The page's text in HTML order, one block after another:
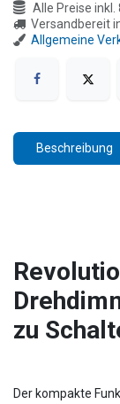
Alle Preise inkl.
Versandbereit
Allgemeine
Beschreibung
zu
Der kompakte